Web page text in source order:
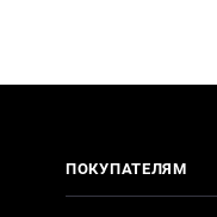
ПОКУПАТЕЛЯМ